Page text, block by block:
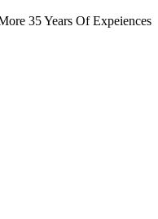
35 Years Of Expeiences